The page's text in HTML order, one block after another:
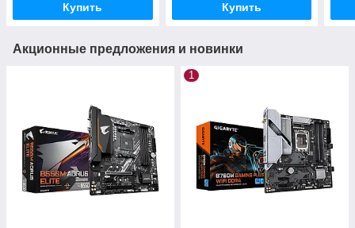
Купить Купить
Акционные предложения и новинки
1